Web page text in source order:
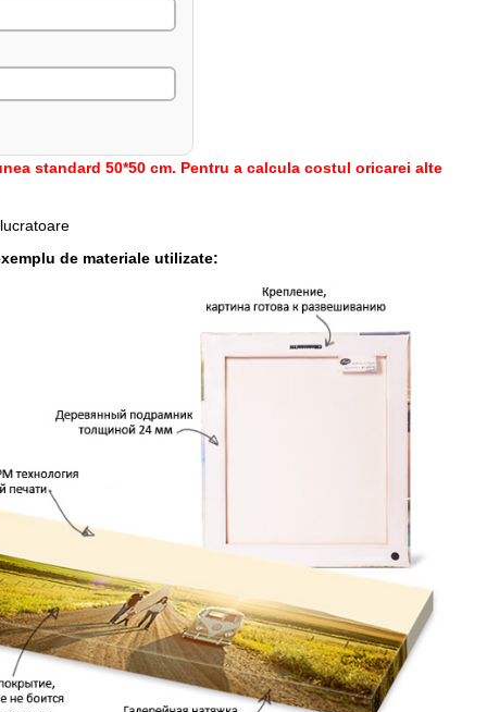
standard 50*50 cm. Pentru a calcula costul oricarei alte
de materiale utilizate: